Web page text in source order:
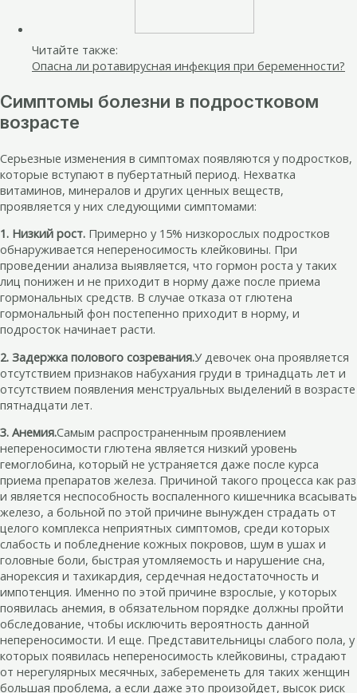
Читайте также:
Опасна ли ротавирусная инфекция при беременности?
Симптомы болезни в подростковом
возрасте
Серьезные изменения в симптомах появляются у подростков,
которые вступают в пубертатный период. Нехватка
витаминов, минералов и других ценных веществ,
проявляется у них следующими симптомами:
1. Низкий рост. Примерно у 15% низкорослых подростков
обнаруживается непереносимость клейковины. При
проведении анализа выявляется, что гормон роста у таких
лиц понижен и не приходит в норму даже после приема
гормональных средств. В случае отказа от глютена
гормональный фон постепенно приходит в норму, и
подросток начинает расти.
2. Задержка полового созревания.У девочек она проявляется
отсутствием признаков набухания груди в тринадцать лет и
отсутствием появления менструальных выделений в возрасте
пятнадцати лет.
3. Анемия.Самым распространенным проявлением
непереносимости глютена является низкий уровень
гемоглобина, который не устраняется даже после курса
приема препаратов железа. Причиной такого процесса как раз
и является неспособность воспаленного кишечника всасывать
железо, а больной по этой причине вынужден страдать от
целого комплекса неприятных симптомов, среди которых
слабость и побледнение кожных покровов, шум в ушах и
головные боли, быстрая утомляемость и нарушение сна,
анорексия и тахикардия, сердечная недостаточность и
импотенция. Именно по этой причине взрослые, у которых
появилась анемия, в обязательном порядке должны пройти
обследование, чтобы исключить вероятность данной
непереносимости. И еще. Представительницы слабого пола, у
которых появилась непереносимость клейковины, страдают
от нерегулярных месячных, забеременеть для таких женщин
большая проблема, а если даже это произойдет, высок риск